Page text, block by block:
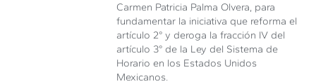
Carmen Patricia Palma Olvera, para
fundamentar la iniciativa que reforma el
artículo 2° y deroga la fracción IV del
artículo 3° de la Ley del Sistema de
Horario en los Estados Unidos
Mexicanos.